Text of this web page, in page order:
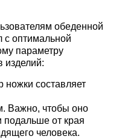
обеденной
с оптимальной
параметру
изделий:
составляет
Важно, чтобы оно
подальше от края
человека.